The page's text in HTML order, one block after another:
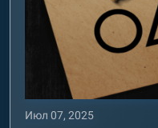
Июл 07, 2025